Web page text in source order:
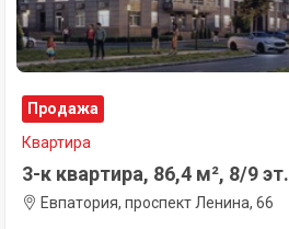
Продажа
Квартира
3-к квартира, 86,4 м², 8/9 эт.
Евпатория, проспект Ленина, 66